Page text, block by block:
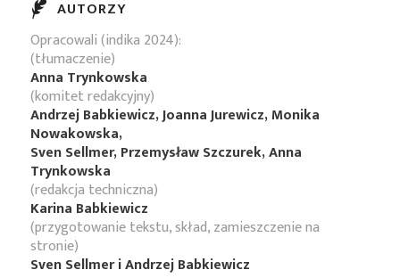
AUTORZY
Opracowali (indika 2024):
(tłumaczenie)
Anna Trynkowska
(komitet redakcyjny)
Andrzej Babkiewicz, Joanna Jurewicz, Monika
Nowakowska,
Sven Sellmer, Przemysław Szczurek, Anna
Trynkowska
(redakcja techniczna)
Karina Babkiewicz
(przygotowanie tekstu, skład, zamieszczenie na
stronie)
Sven Sellmer i Andrzej Babkiewicz